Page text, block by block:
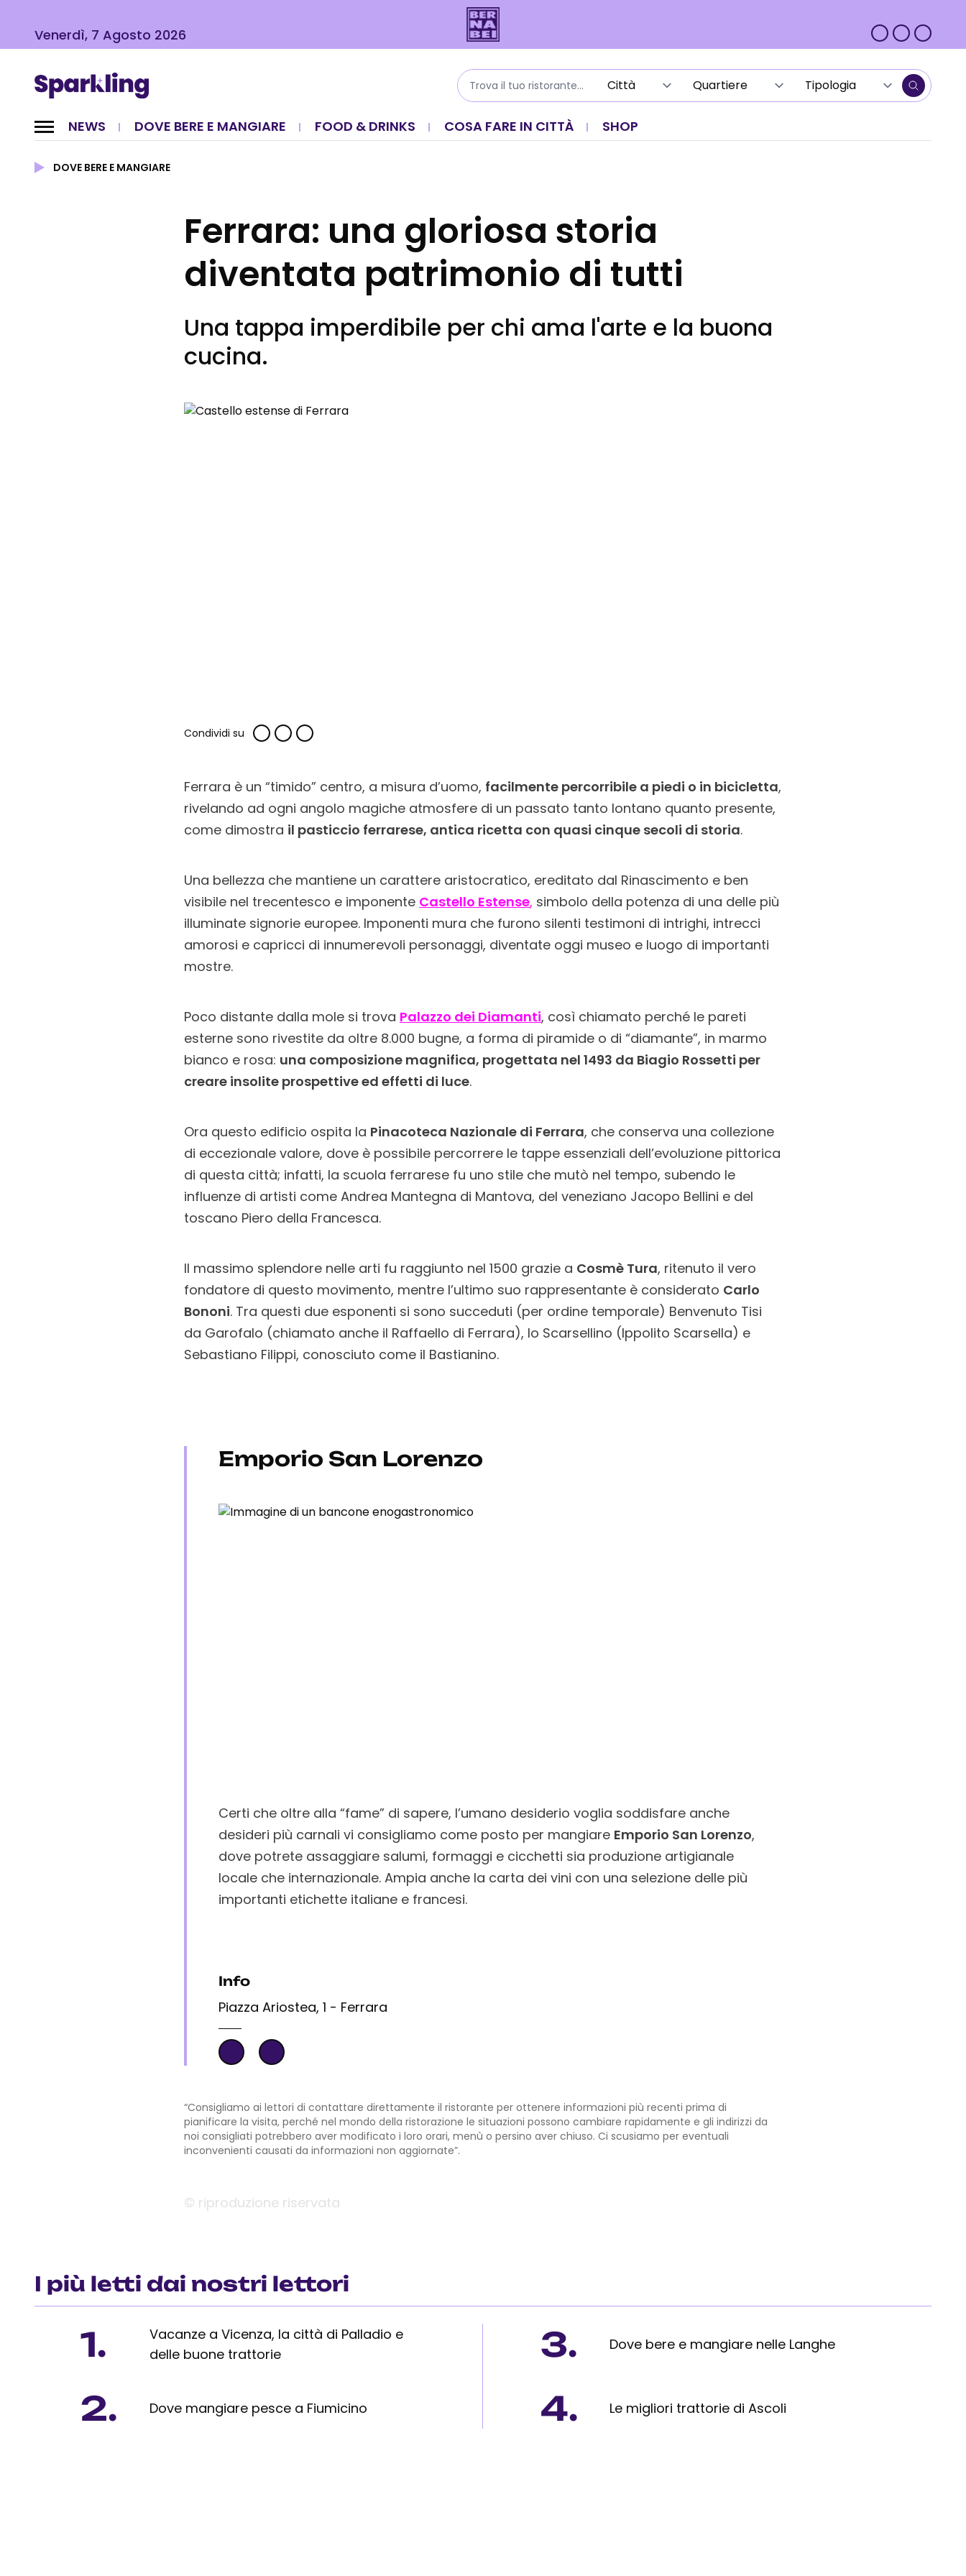
Venerdì, 7 Agosto 2026
NEWS DOVE BERE E MANGIARE FOOD & DRINKS COSA FARE IN CITTÀ SHOP
DOVE BERE E MANGIARE
Ferrara: una gloriosa storia
diventata patrimonio di tutti
Una tappa imperdibile per chi ama l'arte e la buona
cucina.
Condividi su
Ferrara è un “timido” centro, a misura d’uomo, facilmente percorribile a piedi o in bicicletta,
rivelando ad ogni angolo magiche atmosfere di un passato tanto lontano quanto presente,
come dimostra il pasticcio ferrarese, antica ricetta con quasi cinque secoli di storia.
Una bellezza che mantiene un carattere aristocratico, ereditato dal Rinascimento e ben
visibile nel trecentesco e imponente Castello Estense, simbolo della potenza di una delle più
illuminate signorie europee. Imponenti mura che furono silenti testimoni di intrighi, intrecci
amorosi e capricci di innumerevoli personaggi, diventate oggi museo e luogo di importanti
mostre.
Poco distante dalla mole si trova Palazzo dei Diamanti, così chiamato perché le pareti
esterne sono rivestite da oltre 8.000 bugne, a forma di piramide o di “diamante”, in marmo
bianco e rosa: una composizione magnifica, progettata nel 1493 da Biagio Rossetti per
creare insolite prospettive ed effetti di luce.
Ora questo edificio ospita la Pinacoteca Nazionale di Ferrara, che conserva una collezione
di eccezionale valore, dove è possibile percorrere le tappe essenziali dell’evoluzione pittorica
di questa città; infatti, la scuola ferrarese fu uno stile che mutò nel tempo, subendo le
influenze di artisti come Andrea Mantegna di Mantova, del veneziano Jacopo Bellini e del
toscano Piero della Francesca.
Il massimo splendore nelle arti fu raggiunto nel 1500 grazie a Cosmè Tura, ritenuto il vero
fondatore di questo movimento, mentre l’ultimo suo rappresentante è considerato Carlo
Bononi. Tra questi due esponenti si sono succeduti (per ordine temporale) Benvenuto Tisi
da Garofalo (chiamato anche il Raffaello di Ferrara), lo Scarsellino (Ippolito Scarsella) e
Sebastiano Filippi, conosciuto come il Bastianino.
Emporio San Lorenzo
Certi che oltre alla “fame” di sapere, l’umano desiderio voglia soddisfare anche
desideri più carnali vi consigliamo come posto per mangiare Emporio San Lorenzo,
dove potrete assaggiare salumi, formaggi e cicchetti sia produzione artigianale
locale che internazionale. Ampia anche la carta dei vini con una selezione delle più
importanti etichette italiane e francesi.
Info
Piazza Ariostea, 1 - Ferrara
“Consigliamo ai lettori di contattare direttamente il ristorante per ottenere informazioni più recenti prima di
pianificare la visita, perché nel mondo della ristorazione le situazioni possono cambiare rapidamente e gli indirizzi da
noi consigliati potrebbero aver modificato i loro orari, menù o persino aver chiuso. Ci scusiamo per eventuali
inconvenienti causati da informazioni non aggiornate”.
© riproduzione riservata
I più letti dai nostri lettori
1.
Vacanze a Vicenza, la città di Palladio e
delle buone trattorie
2. Dove mangiare pesce a Fiumicino
3. Dove bere e mangiare nelle Langhe
4. Le migliori trattorie di Ascoli